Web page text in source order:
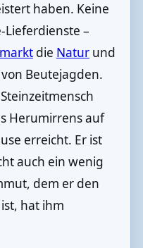
haben. Keine
Lieferdienste –
die Naturund
Beutejagden.
Herumirrens auf
erreicht. Er ist
auch ein wenig
dem er den
hat ihm